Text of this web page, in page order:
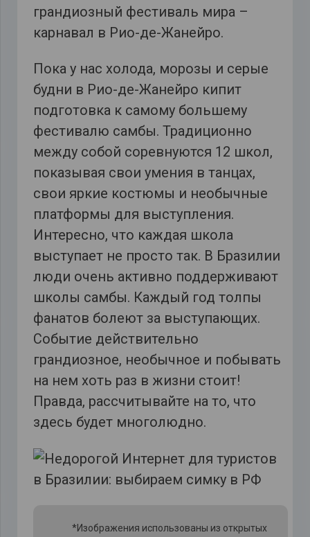
грандиозный фестиваль мира –
карнавал в Рио-де-Жанейро.
Пока у нас холода, морозы и серые
будни в Рио-де-Жанейро кипит
подготовка к самому большему
фестивалю самбы. Традиционно
между собой соревнуются 12 школ,
показывая свои умения в танцах,
свои яркие костюмы и необычные
платформы для выступления.
Интересно, что каждая школа
выступает не просто так. В Бразилии
люди очень активно поддерживают
школы самбы. Каждый год толпы
фанатов болеют за выступающих.
Событие действительно
грандиозное, необычное и побывать
на нем хоть раз в жизни стоит!
Правда, рассчитывайте на то, что
здесь будет многолюдно.
*Изображения использованы из открытых